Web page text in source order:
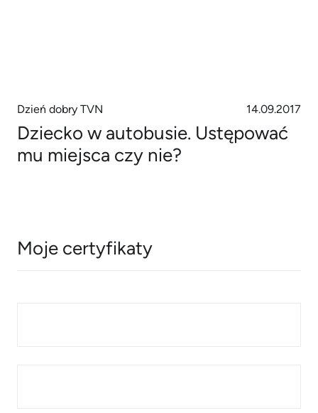
Dzień dobry TVN 14.09.2017
Dziecko w autobusie. Ustępować
mu miejsca czy nie?
Moje certyfikaty